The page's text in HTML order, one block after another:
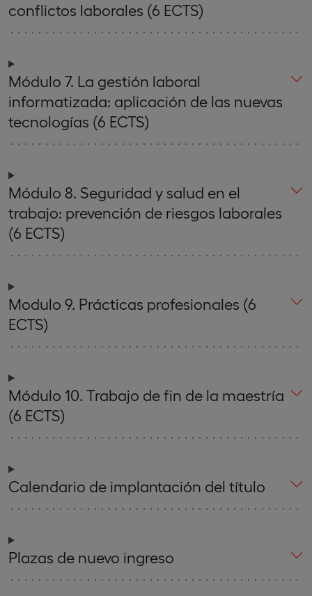
conflictos laborales (6 ECTS)
Módulo 7. La gestión laboral
informatizada: aplicación de las nuevas
tecnologías (6 ECTS)
Módulo 8. Seguridad y salud en el
trabajo: prevención de riesgos laborales
(6 ECTS)
Modulo 9. Prácticas profesionales (6
ECTS)
Módulo 10. Trabajo de fin de la maestría
(6 ECTS)
Calendario de implantación del título
Plazas de nuevo ingreso